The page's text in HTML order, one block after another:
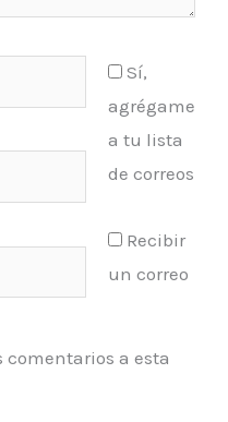
Sí,
agrégame
a tu lista
de correos
Recibir
un correo
a esta